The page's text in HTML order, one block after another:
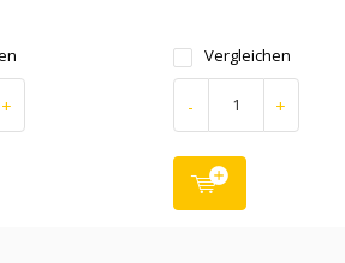
+
Vergleichen
- +